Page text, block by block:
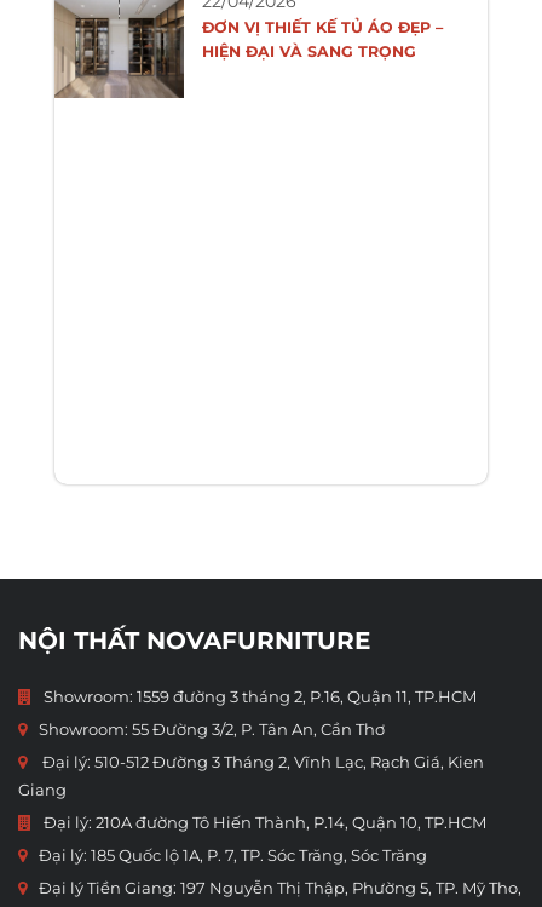
ĐƠN VỊ THIẾT KẾ TỦ ÁO ĐẸP –
HIỆN ĐẠI VÀ SANG TRỌNG
NỘI THẤT NOVAFURNITURE
Showroom: 1559 đường 3 tháng 2, P.16, Quận 11, TP.HCM
Showroom: 55 Đường 3/2, P. Tân An, Cần Thơ
Đại lý: 510-512 Đường 3 Tháng 2, Vĩnh Lạc, Rạch Giá, Kien
Giang
Đại lý: 210A đường Tô Hiến Thành, P.14, Quận 10, TP.HCM
Đại lý: 185 Quốc lộ 1A, P. 7, TP. Sóc Trăng, Sóc Trăng
Đại lý Tiền Giang: 197 Nguyễn Thị Thập, Phường 5, TP. Mỹ Tho,